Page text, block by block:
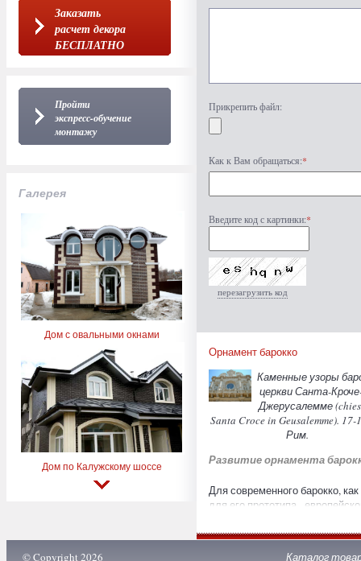
Заказать
расчет декора
БЕСПЛАТНО
Пройти
экспресс-обучение
монтажу
Галерея
Дом с овальными окнами
Дом по Калужскому шоссе
Прикрепить файл:
Как к Вам обращаться:*
Введите код с картинки:*
перезагрузить код
Орнамент барокко
Каменные узоры
церкви Санта-
Джерусалемме
Santa Croce in Geusalemme). 17-
Рим.
Развитие орнамента
Для современного барокко, как
для его прототипа -
масштабность, резкие
© Copyright 2026 Каталог